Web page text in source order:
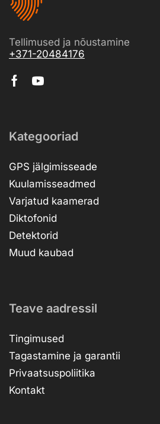
Tellimused ja nõustamine
+371-20484176
Kategooriad
GPS jälgimisseade
Kuulamisseadmed
Varjatud kaamerad
Diktofonid
Detektorid
Muud kaubad
Teave aadressil
Tingimused
Tagastamine ja garantii
Privaatsuspoliitika
Kontakt